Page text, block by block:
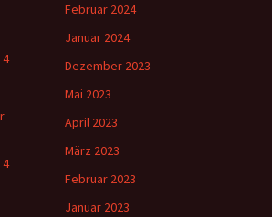
Februar 2024
Januar 2024
Dezember 2023
Mai 2023
April 2023
März 2023
Februar 2023
Januar 2023